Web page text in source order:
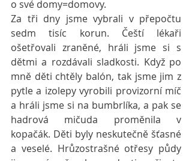
o své domy=domovy.
Za tři dny jsme vybrali v přepočtu
sedm tisíc korun. Čeští lékaři
ošetřovali zraněné, hráli jsme si s
dětmi a rozdávali sladkosti. Když po
mně děti chtěly balón, tak jsme jim z
pytle a izolepy vyrobili provizorní míč
a hráli jsme si na bumbrlíka, a pak se
hadrová mičuda proměnila v
kopačák. Děti byly neskutečně šťasné
a veselé. Hrůzostrašné otřesy půdy